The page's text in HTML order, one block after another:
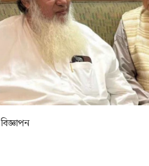
বিজ্ঞাপন